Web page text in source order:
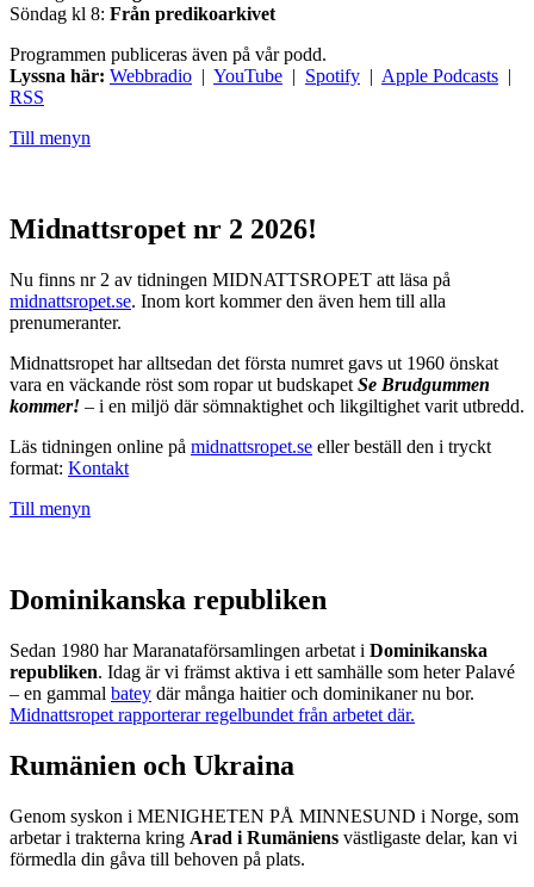
Söndag kl 8: Från predikoarkivet
Programmen publiceras även på vår podd.
Lyssna här: Webbradio | YouTube | Spotify | Apple Podcasts |
RSS
Till menyn
Midnattsropet nr 2 2026!
Nu finns nr 2 av tidningen MIDNATTSROPET att läsa på
midnattsropet.se. Inom kort kommer den även hem till alla
prenumeranter.
Midnattsropet har alltsedan det första numret gavs ut 1960 önskat
vara en väckande röst som ropar ut budskapet Se Brudgummen
kommer! – i en miljö där sömnaktighet och likgiltighet varit utbredd.
Läs tidningen online på midnattsropet.se eller beställ den i tryckt
format: Kontakt
Till menyn
Dominikanska republiken
Sedan 1980 har Maranataförsamlingen arbetat i Dominikanska
republiken. Idag är vi främst aktiva i ett samhälle som heter Palavé
– en gammal batey där många haitier och dominikaner nu bor.
Midnattsropet rapporterar regelbundet från arbetet där.
Rumänien och Ukraina
Genom syskon i MENIGHETEN PÅ MINNESUND i Norge, som
arbetar i trakterna kring Arad i Rumäniens västligaste delar, kan vi
förmedla din gåva till behoven på plats.